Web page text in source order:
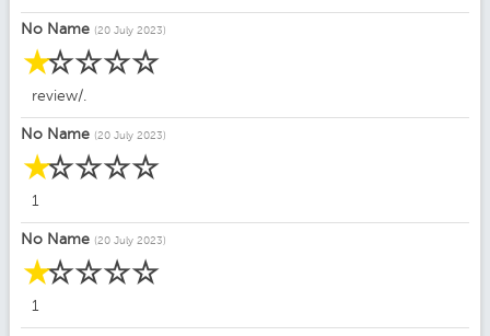
No Name (20 July 2023)
☆
☆
☆
☆
☆
review/.
No Name (20 July 2023)
☆
☆
☆
☆
☆
1
No Name (20 July 2023)
☆
☆
☆
☆
☆
1